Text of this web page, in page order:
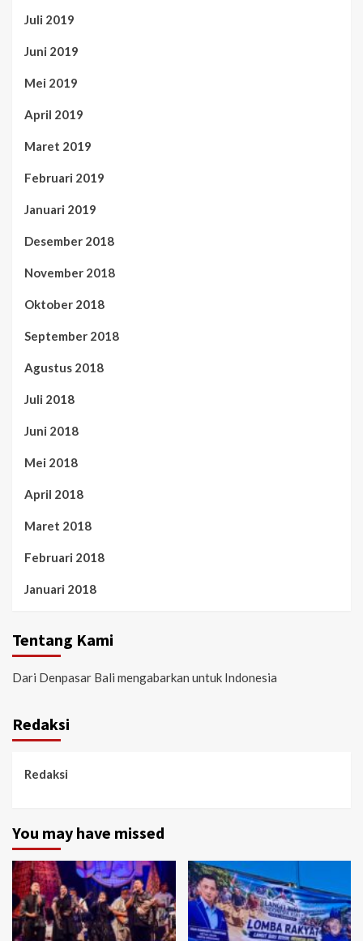
Juli 2019
Juni 2019
Mei 2019
April 2019
Maret 2019
Februari 2019
Januari 2019
Desember 2018
November 2018
Oktober 2018
September 2018
Agustus 2018
Juli 2018
Juni 2018
Mei 2018
April 2018
Maret 2018
Februari 2018
Januari 2018
Tentang Kami
Dari Denpasar Bali mengabarkan untuk Indonesia
Redaksi
Redaksi
You may have missed